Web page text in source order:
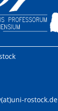
rostock.de